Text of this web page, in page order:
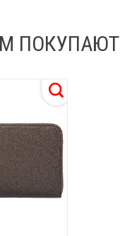
ПОКУПАЮТ